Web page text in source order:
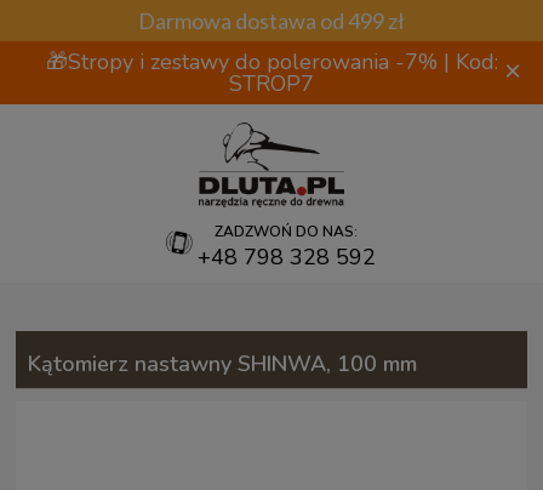
Darmowa dostawa od 499 zł
🎁Stropy i zestawy do polerowania -7% | Kod:
STROP7 ×
ZADZWOŃ DO NAS:
+48 798 328 592
Kątomierz nastawny SHINWA, 100 mm